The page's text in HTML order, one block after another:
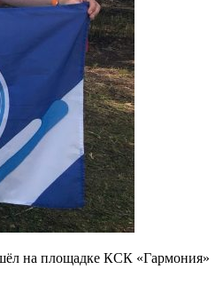
на площадке КСК «Гармония»